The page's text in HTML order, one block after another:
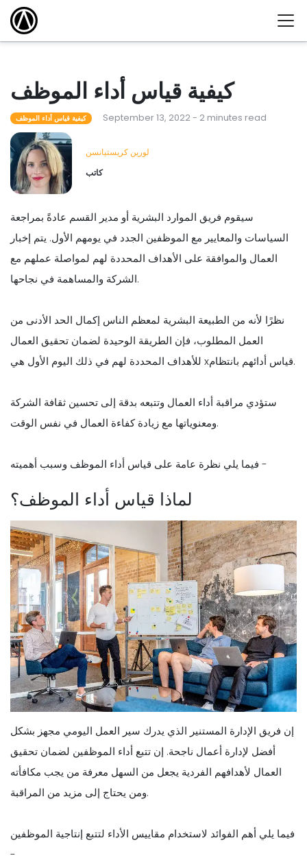
كيفية قياس أداء الموظف
كيفية قياس أداء الموظف September 13, 2022 - 2 minutes read
لورين كريستيانسن
كاتب
سيقوم فريق الموارد البشرية أو مدير القسم عادةً بمراجعة
السياسات والمعايير مع الموظفين الجدد في يومهم الأول. يتم إخبار
العمال والموافقة على الأهداف المحددة لهم لمواصلة عملهم مع
الشركة والمساهمة في نجاحها.
نظرًا لأنه من الطبيعة البشرية لمعظم الناس إكمال الحد الأدنى من
العمل المطلوب، فإن الطريقة الوحيدة لضمان تحقيق العمال
للأهداف المحددة لهم في ذلك اليوم الأول هي xقياس أدائهم بانتظام.
ستؤدي مراقبة أداء العمال وتتبعه بدقة إلى تحسين ثقافة الشركة
ومعنوياتها مع زيادة كفاءة العمال في نفس الوقت.
فيما يلي نظرة عامة على قياس أداء الموظف وسبب أهميته -
لماذا قياس أداء الموظف؟
إن فريق الإدارة المستنير الذي يدرك سير العمل اليومي مجهز بشكل
أفضل لإدارة أعمال ناجحة. إن تتبع أداء الموظفين لضمان تحقيق
العمال لأهدافهم الفردية يجعل من السهل معرفة من يجب مكافأته
ومن يحتاج إلى مزيد من المراقبة.
فيما يلي أهم الفوائد لاستخدام مقاييس الأداء لتتبع إنتاجية الموظفين
-